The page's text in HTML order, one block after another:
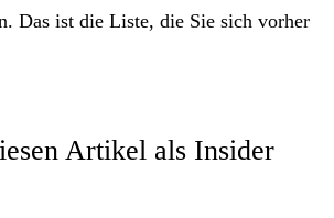
Das ist die Liste, die Sie sich vorher
Artikel als Insider